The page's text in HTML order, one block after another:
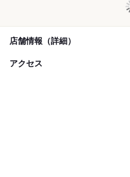
店舗情報（詳細）
アクセス